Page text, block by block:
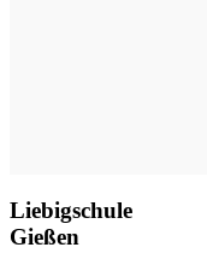
Liebigschule
Gießen